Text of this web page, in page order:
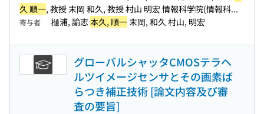
久 順一, 教授 末岡 和久, 教授 村山 明宏 情報科学院(情報科...
寄与者 樋浦, 諭志本久, 順一末岡, 和久 村山, 明宏
グローバルシャッタCMOSテラヘ
ルツイメージセンサとその画素ば
らつき補正技術 [論文内容及び審
査の要旨]